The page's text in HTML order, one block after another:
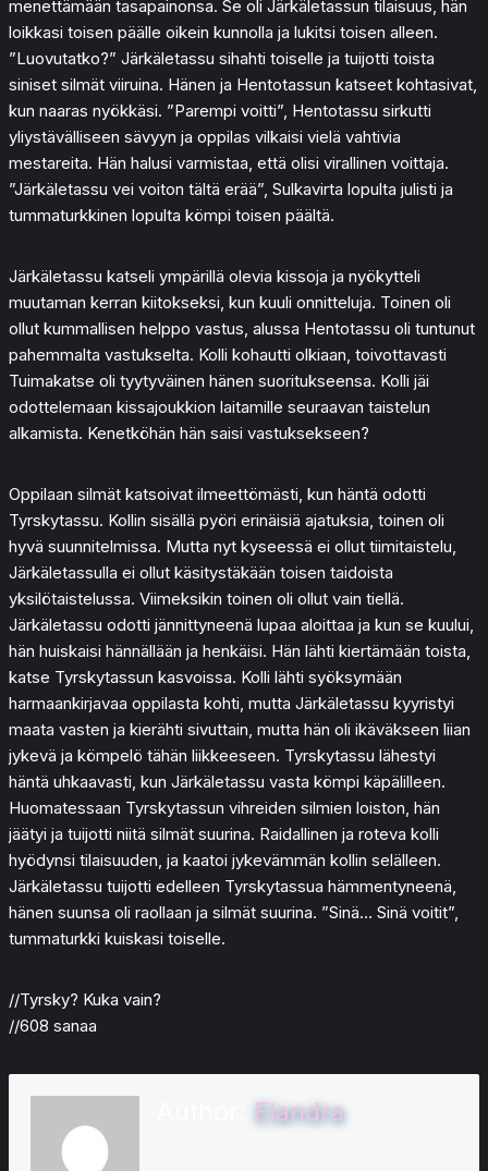
menettämään tasapainonsa. Se oli Järkäletassun tilaisuus, hän
loikkasi toisen päälle oikein kunnolla ja lukitsi toisen alleen.
”Luovutatko?” Järkäletassu sihahti toiselle ja tuijotti toista
siniset silmät viiruina. Hänen ja Hentotassun katseet kohtasivat,
kun naaras nyökkäsi. ”Parempi voitti”, Hentotassu sirkutti
yliystävälliseen sävyyn ja oppilas vilkaisi vielä vahtivia
mestareita. Hän halusi varmistaa, että olisi virallinen voittaja.
”Järkäletassu vei voiton tältä erää”, Sulkavirta lopulta julisti ja
tummaturkkinen lopulta kömpi toisen päältä.
Järkäletassu katseli ympärillä olevia kissoja ja nyökytteli
muutaman kerran kiitokseksi, kun kuuli onnitteluja. Toinen oli
ollut kummallisen helppo vastus, alussa Hentotassu oli tuntunut
pahemmalta vastukselta. Kolli kohautti olkiaan, toivottavasti
Tuimakatse oli tyytyväinen hänen suoritukseensa. Kolli jäi
odottelemaan kissajoukkion laitamille seuraavan taistelun
alkamista. Kenetköhän hän saisi vastuksekseen?
Oppilaan silmät katsoivat ilmeettömästi, kun häntä odotti
Tyrskytassu. Kollin sisällä pyöri erinäisiä ajatuksia, toinen oli
hyvä suunnitelmissa. Mutta nyt kyseessä ei ollut tiimitaistelu,
Järkäletassulla ei ollut käsitystäkään toisen taidoista
yksilötaistelussa. Viimeksikin toinen oli ollut vain tiellä.
Järkäletassu odotti jännittyneenä lupaa aloittaa ja kun se kuului,
hän huiskaisi hännällään ja henkäisi. Hän lähti kiertämään toista,
katse Tyrskytassun kasvoissa. Kolli lähti syöksymään
harmaankirjavaa oppilasta kohti, mutta Järkäletassu kyyristyi
maata vasten ja kierähti sivuttain, mutta hän oli ikäväkseen liian
jykevä ja kömpelö tähän liikkeeseen. Tyrskytassu lähestyi
häntä uhkaavasti, kun Järkäletassu vasta kömpi käpälilleen.
Huomatessaan Tyrskytassun vihreiden silmien loiston, hän
jäätyi ja tuijotti niitä silmät suurina. Raidallinen ja roteva kolli
hyödynsi tilaisuuden, ja kaatoi jykevämmän kollin selälleen.
Järkäletassu tuijotti edelleen Tyrskytassua hämmentyneenä,
hänen suunsa oli raollaan ja silmät suurina. ”Sinä… Sinä voitit”,
tummaturkki kuiskasi toiselle.
//Tyrsky? Kuka vain?
//608 sanaa
Elandra